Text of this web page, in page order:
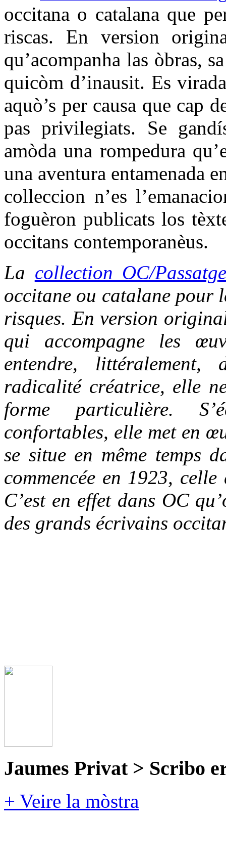
occitana o catalana que
riscas. En version
qu’acompanha las òbras,
quicòm d’inausit. Es
aquò’s per causa que cap
pas privilegiats. Se
amòda una rompedura
una aventura entamenada
colleccion n’es
foguèron publicats los
occitans contemporanèus.
La collection OC/Passatg
occitane ou catalane pour
risques. En version
qui accompagne les
entendre,
radicalité créatrice, elle
forme particulière.
confortables, elle met en
se situe en même temps
commencée en 1923,
C’est en effet dans OC
des grands écrivains
Jaumes Privat > Scribo
+ Veire la mòstra